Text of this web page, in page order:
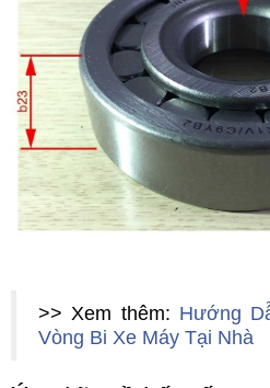
>> Xem thêm: Hướng
Vòng Bi Xe Máy Tại Nhà